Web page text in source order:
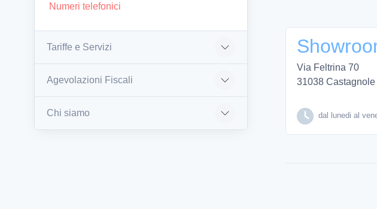
Numeri telefonici
Tariffe e Servizi
Agevolazioni Fiscali
Chi siamo
Via Feltrina 70
31038
dal lunedi al